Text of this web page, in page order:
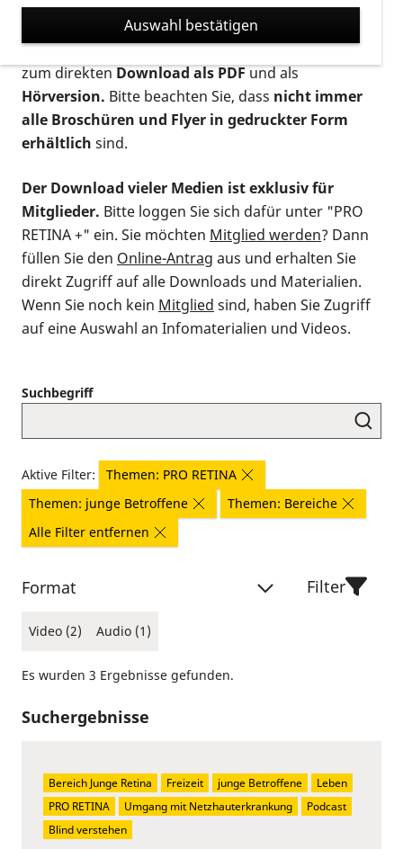
verschiedenen Formaten angeboten: zur
postalischen Bestellung als gedruckte Variante
zum direktenDownload als PDFund als
Hörversion. Bitte beachten Sie, dass nicht immer
alle Broschüren und Flyer in gedruckter Form
erhältlich sind.
Der Download vieler Medien ist exklusiv für
Mitglieder. Bitte loggen Sie sich dafür unter "PRO
RETINA +" ein. Sie möchten Mitglied werden? Dann
füllen Sie den Online-Antrag aus und erhalten Sie
direkt Zugriff auf alle Downloads und Materialien.
Wenn Sie noch kein Mitglied sind, haben Sie Zugriff
auf eine Auswahl an Infomaterialien und Videos.
Suchbegriff
Aktive Filter:
Themen: PRO RETINA
Themen: junge Betroffene
Themen: Bereiche
Alle Filter entfernen
Format
Video (2) Audio (1)
Filter
Es wurden 3 Ergebnisse gefunden.
Suchergebnisse
Bereich Junge Retina Freizeit junge Betroffene
Leben
PRO RETINA
Umgang mit Netzhauterkrankung
Podcast
Blind verstehen
Auswahl bestätigen